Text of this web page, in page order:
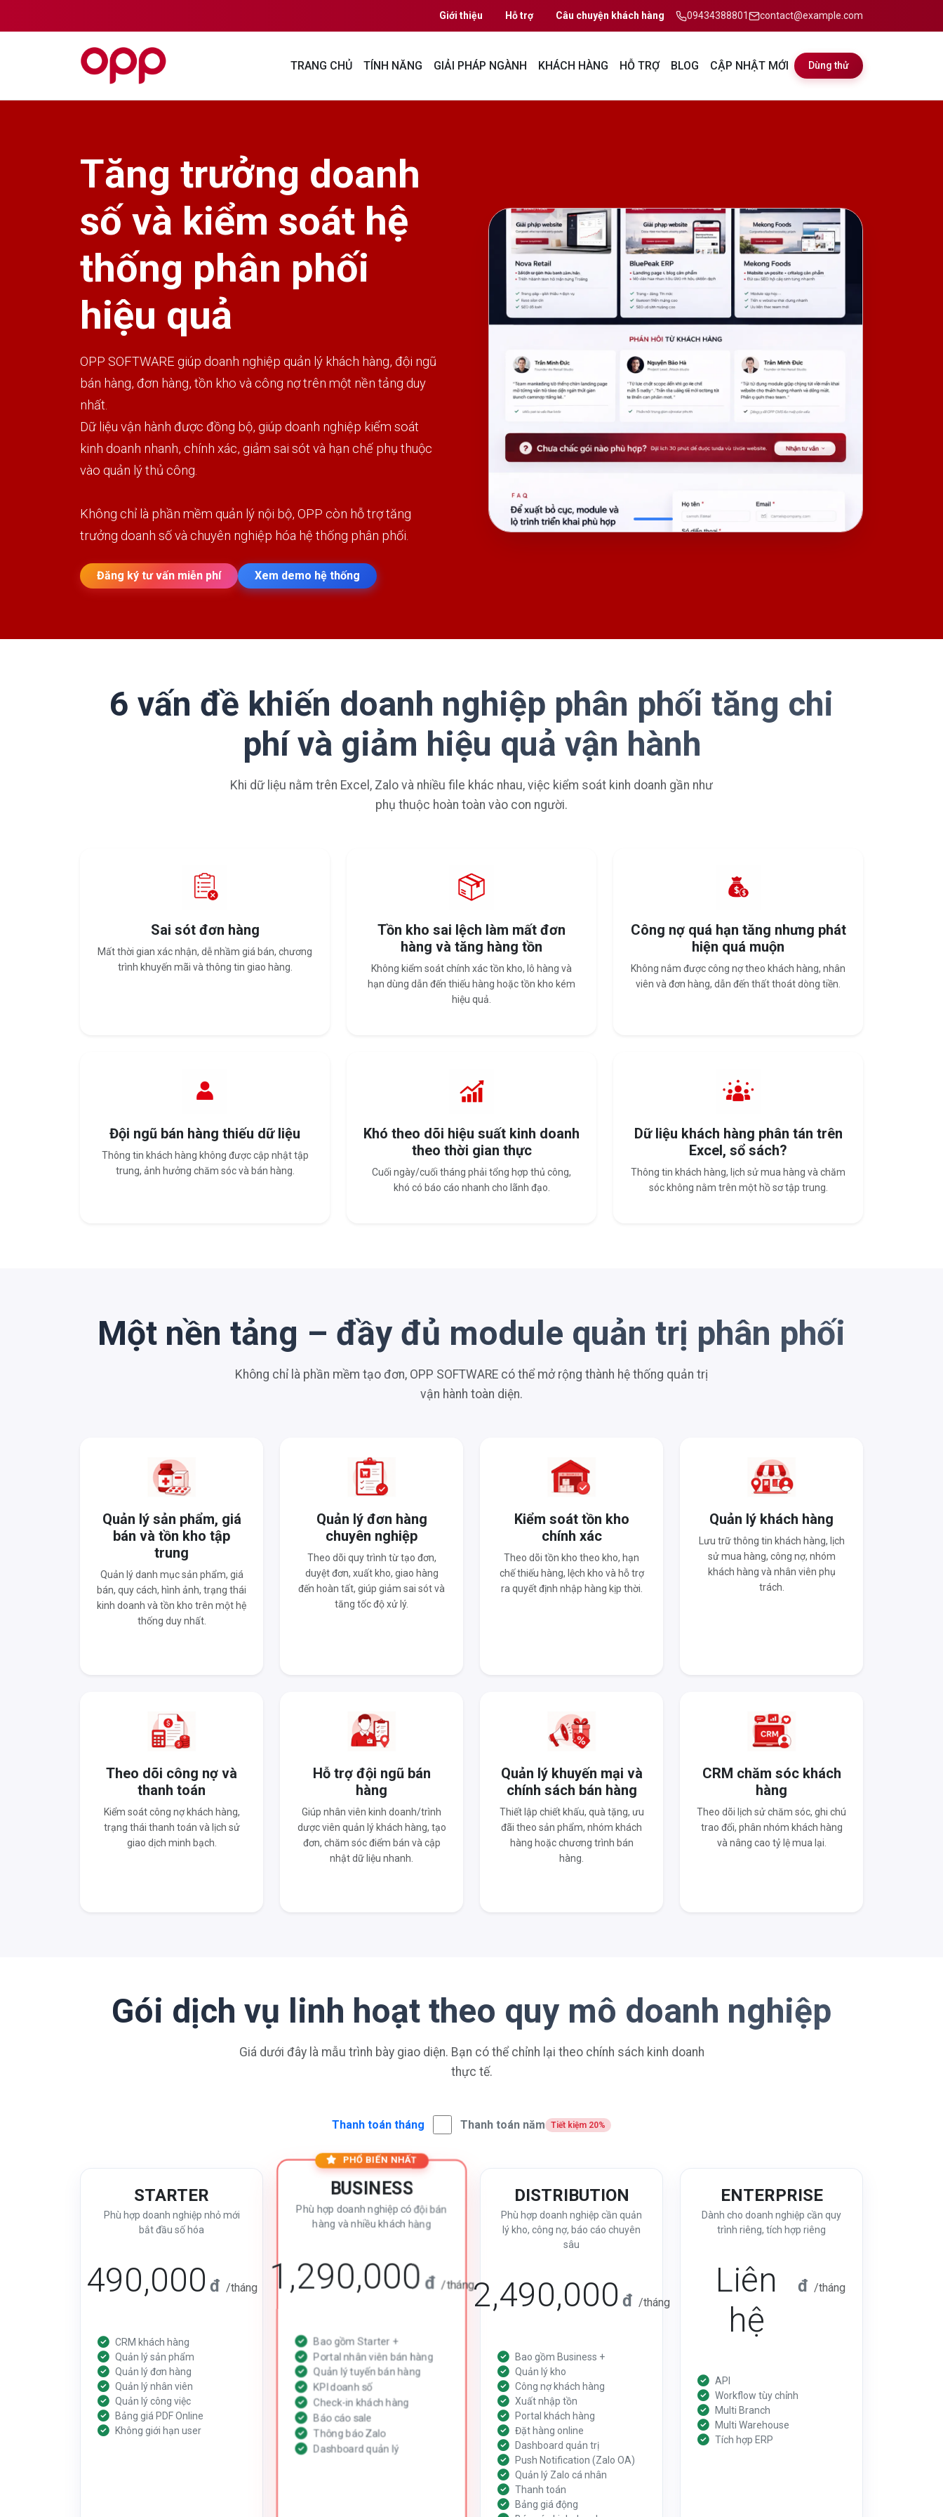
Giới thiệu Hỗ trợ Câu chuyện khách hàng 09434388801 contact@example.com
TRANG CHỦ TÍNH NĂNG GIẢI PHÁP NGÀNH KHÁCH HÀNG HỖ TRỢ BLOG CẬP NHẬT MỚI Dùng thử
Tăng trưởng doanh
số và kiểm soát hệ
thống phân phối
hiệu quả
OPP SOFTWARE giúp doanh nghiệp quản lý khách hàng, đội ngũ
bán hàng, đơn hàng, tồn kho và công nợ trên một nền tảng duy
nhất.
Dữ liệu vận hành được đồng bộ, giúp doanh nghiệp kiểm soát
kinh doanh nhanh, chính xác, giảm sai sót và hạn chế phụ thuộc
vào quản lý thủ công.
Không chỉ là phần mềm quản lý nội bộ, OPP còn hỗ trợ tăng
trưởng doanh số và chuyên nghiệp hóa hệ thống phân phối.
Đăng ký tư vấn miễn phí Xem demo hệ thống
6 vấn đề khiến doanh nghiệp phân phối tăng chi
phí và giảm hiệu quả vận hành
Khi dữ liệu nằm trên Excel, Zalo và nhiều file khác nhau, việc kiểm soát kinh doanh gần như
phụ thuộc hoàn toàn vào con người.
Sai sót đơn hàng
Mất thời gian xác nhận, dễ nhầm giá bán, chương
trình khuyến mãi và thông tin giao hàng.
Tồn kho sai lệch làm mất đơn
hàng và tăng hàng tồn
Không kiểm soát chính xác tồn kho, lô hàng và
hạn dùng dẫn đến thiếu hàng hoặc tồn kho kém
hiệu quả.
Công nợ quá hạn tăng nhưng phát
hiện quá muộn
Không nắm được công nợ theo khách hàng, nhân
viên và đơn hàng, dẫn đến thất thoát dòng tiền.
Đội ngũ bán hàng thiếu dữ liệu
Thông tin khách hàng không được cập nhật tập
trung, ảnh hưởng chăm sóc và bán hàng.
Khó theo dõi hiệu suất kinh doanh
theo thời gian thực
Cuối ngày/cuối tháng phải tổng hợp thủ công,
khó có báo cáo nhanh cho lãnh đạo.
Dữ liệu khách hàng phân tán trên
Excel, sổ sách?
Thông tin khách hàng, lịch sử mua hàng và chăm
sóc không nằm trên một hồ sơ tập trung.
Một nền tảng – đầy đủ module quản trị phân phối
Không chỉ là phần mềm tạo đơn, OPP SOFTWARE có thể mở rộng thành hệ thống quản trị
vận hành toàn diện.
Quản lý sản phẩm, giá
bán và tồn kho tập
trung
Quản lý danh mục sản phẩm, giá
bán, quy cách, hình ảnh, trạng thái
kinh doanh và tồn kho trên một hệ
thống duy nhất.
Quản lý đơn hàng
chuyên nghiệp
Theo dõi quy trình từ tạo đơn,
duyệt đơn, xuất kho, giao hàng
đến hoàn tất, giúp giảm sai sót và
tăng tốc độ xử lý.
Kiểm soát tồn kho
chính xác
Theo dõi tồn kho theo kho, hạn
chế thiếu hàng, lệch kho và hỗ trợ
ra quyết định nhập hàng kịp thời.
Quản lý khách hàng
Lưu trữ thông tin khách hàng, lịch
sử mua hàng, công nợ, nhóm
khách hàng và nhân viên phụ
trách.
Theo dõi công nợ và
thanh toán
Kiểm soát công nợ khách hàng,
trạng thái thanh toán và lịch sử
giao dịch minh bạch.
Hỗ trợ đội ngũ bán
hàng
Giúp nhân viên kinh doanh/trình
dược viên quản lý khách hàng, tạo
đơn, chăm sóc điểm bán và cập
nhật dữ liệu nhanh.
Quản lý khuyến mại và
chính sách bán hàng
Thiết lập chiết khấu, quà tặng, ưu
đãi theo sản phẩm, nhóm khách
hàng hoặc chương trình bán
hàng.
CRM chăm sóc khách
hàng
Theo dõi lịch sử chăm sóc, ghi chú
trao đổi, phân nhóm khách hàng
và nâng cao tỷ lệ mua lại.
Gói dịch vụ linh hoạt theo quy mô doanh nghiệp
Giá dưới đây là mẫu trình bày giao diện. Bạn có thể chỉnh lại theo chính sách kinh doanh
thực tế.
Thanh toán tháng Thanh toán năm Tiết kiệm 20%
STARTER
Phù hợp doanh nghiệp nhỏ mới
bắt đầu số hóa
490,000 đ /tháng
CRM khách hàng
Quản lý sản phẩm
Quản lý đơn hàng
Quản lý nhân viên
Quản lý công việc
Bảng giá PDF Online
Không giới hạn user
PHỔ BIẾN NHẤT
BUSINESS
Phù hợp doanh nghiệp có đội bán
hàng và nhiều khách hàng
1,290,000 đ /tháng
Bao gồm Starter +
Portal nhân viên bán hàng
Quản lý tuyến bán hàng
KPI doanh số
Check-in khách hàng
Báo cáo sale
Thông báo Zalo
Dashboard quản lý
DISTRIBUTION
Phù hợp doanh nghiệp cần quản
lý kho, công nợ, báo cáo chuyên
sâu
2,490,000 đ /tháng
Bao gồm Business +
Quản lý kho
Công nợ khách hàng
Xuất nhập tồn
Portal khách hàng
Đặt hàng online
Dashboard quản trị
Push Notification (Zalo OA)
Quản lý Zalo cá nhân
Thanh toán
Bảng giá động
ENTERPRISE
Dành cho doanh nghiệp cần quy
trình riêng, tích hợp riêng
Liên
hệ
đ /tháng
API
Workflow tùy chỉnh
Multi Branch
Multi Warehouse
Tích hợp ERP